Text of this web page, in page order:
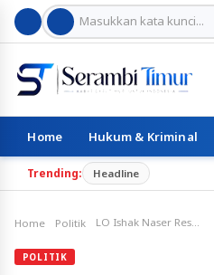
Home Hukum & Kriminal
Trending: Headline
Home Politik LO Ishak Naser Resmi Daftar ke DPD Partai Perindo
POLITIK